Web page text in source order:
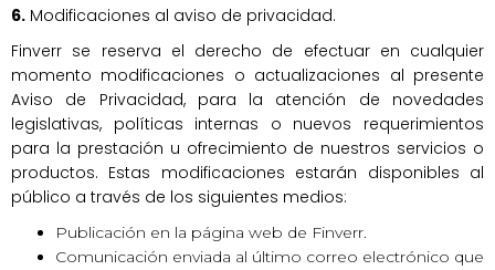
6. Modificaciones al aviso de privacidad.
Finverr se reserva el derecho de efectuar en cualquier
momento modificaciones o actualizaciones al presente
Aviso de Privacidad, para la atención de novedades
legislativas, políticas internas o nuevos requerimientos
para la prestación u ofrecimiento de nuestros servicios o
productos. Estas modificaciones estarán disponibles al
público a través de los siguientes medios:
Publicación en la página web de Finverr.
Comunicación enviada al último correo electrónico que